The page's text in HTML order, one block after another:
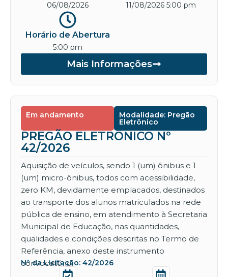
06/08/2026 11/08/2026 5:00 pm
Horário de Abertura
5:00 pm
Mais Informações
Em andamento Modalidade: Pregão
Eletrônico
PREGÃO ELETRÔNICO Nº
42/2026
Aquisição de veículos, sendo 1 (um) ônibus e 1
(um) micro-ônibus, todos com acessibilidade,
zero KM, devidamente emplacados, destinados
ao transporte dos alunos matriculados na rede
pública de ensino, em atendimento à Secretaria
Municipal de Educação, nas quantidades,
qualidades e condições descritas no Termo de
Referência, anexo deste instrumento
convocatório.
Nº da Licitação: 42/2026